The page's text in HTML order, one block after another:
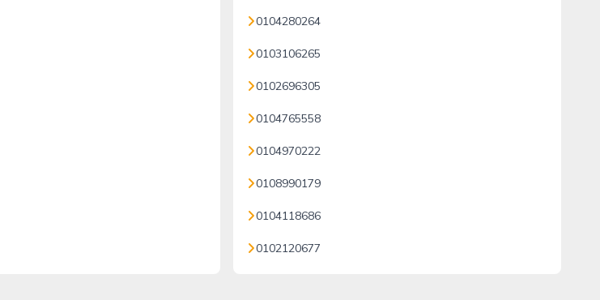
0104280264
0103106265
0102696305
0104765558
0104970222
0108990179
0104118686
0102120677